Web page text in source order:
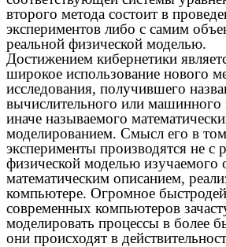
второго метода состоит в
экспериментов либо с самим
реальной физической моделью.
Достижением кибернетики
широкое использование нового
исследования, получившего
вычислительного или машинного
иначе называемого
моделированием. Смысл его в
эксперименты производятся не с
физической моделью изучаемого
математическим описанием,
компьютере. Огромное
современных компьютеров
моделировать процессы в более
они происходят в